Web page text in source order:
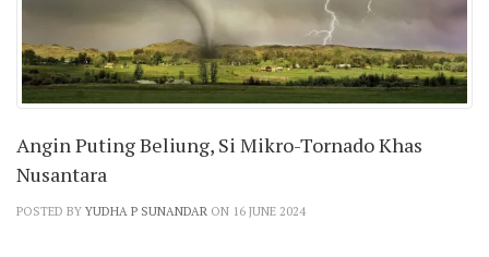
Angin Puting Beliung, Si Mikro-Tornado Khas
Nusantara
POSTED BY YUDHA P SUNANDAR ON 16 JUNE 2024